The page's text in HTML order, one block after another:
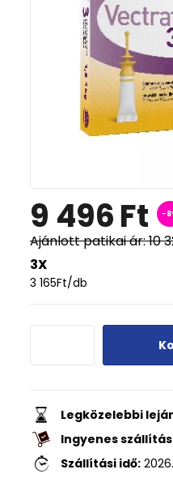
9 496Ft -
Ajánlott patikai ár:10
3X
3 165Ft/db
Legközelebbi
Ingyenes
Szállítási idő: